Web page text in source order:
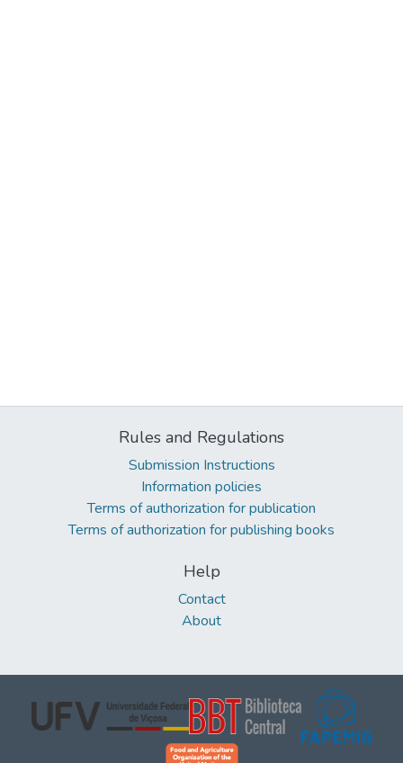
Rules and Regulations
Submission Instructions
Information policies
Terms of authorization for publication
Terms of authorization for publishing books
Help
Contact
About